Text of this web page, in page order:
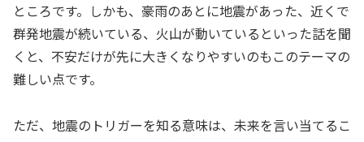
ところです。しかも、豪雨のあとに地震があった、近くで
群発地震が続いている、火山が動いているといった話を聞
くと、不安だけが先に大きくなりやすいのもこのテーマの
難しい点です。
ただ、地震のトリガーを知る意味は、未来を言い当てるこ